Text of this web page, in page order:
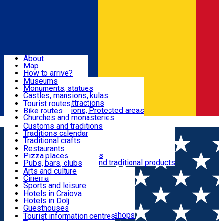
Română
Attractions
Routes
Customs, Traditions
Food & Drinks
Leisure & Fun
Accommodation
Useful
About
Map
How to arrive?
Recommendations
Tourist attractions
News
Museums
Monuments, statues
Castles, mansions, kulas
Architectural attractions
Natural attractions, Protected areas
Churches and monasteries
Archaeological sites
Parks and gardens
Tourist routes
Bike routes
Customs and traditions
Traditions calendar
Traditional crafts
Traditional cuisine
Wineries and vineyards
Local manufacturers and traditional products
Restaurants
Pizza places
Pubs, bars, clubs
Cafes and teahouses
Sweets and ice cream
Fast-food
Arts and culture
Cinema
Sports and leisure
Horse riding
Swimming pools
Zoo
Shopping, souvenirs, bookshops
Hotels in Craiova
Hotels in Dolj
Guesthouses
Villas
Tourist information centres